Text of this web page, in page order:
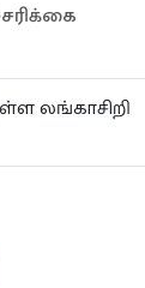
லங்காசிறி